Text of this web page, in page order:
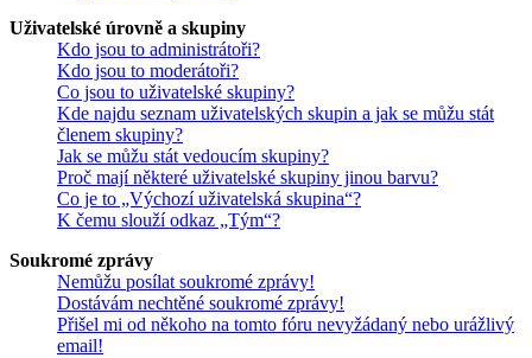
Uživatelské úrovně a skupiny
Kdo jsou to administrátoři?
Kdo jsou to moderátoři?
Co jsou to uživatelské skupiny?
Kde najdu seznam uživatelských skupin a jak se můžu stát
členem skupiny?
Jak se můžu stát vedoucím skupiny?
Proč mají některé uživatelské skupiny jinou barvu?
Co je to „Výchozí uživatelská skupina“?
K čemu slouží odkaz „Tým“?
Soukromé zprávy
Nemůžu posílat soukromé zprávy!
Dostávám nechtěné soukromé zprávy!
Přišel mi od někoho na tomto fóru nevyžádaný nebo urážlivý
email!